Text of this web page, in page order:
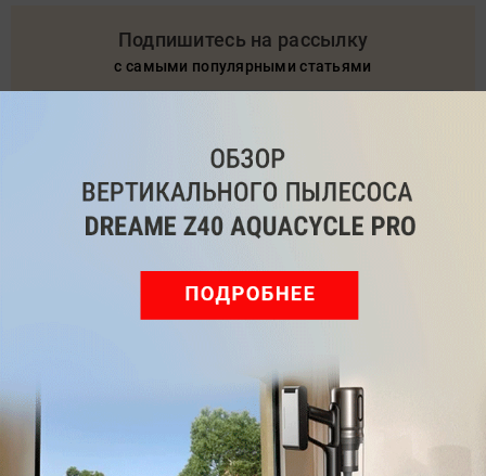
Подпишитесь на рассылку
с самыми популярными статьями
Подписаться
Правилами рассылок иПолитикой конфиденциальности
Читайте нас в соц. сетях
Одноклассники
Дзен